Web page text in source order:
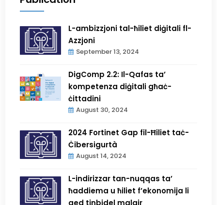
L-ambizzjoni tal-ħiliet diġitali fl-
Azzjoni
September 13, 2024
DigComp 2.2: Il-Qafas ta’
kompetenza diġitali għaċ-
ċittadini
August 30, 2024
2024 Fortinet Gap fil-Ħiliet taċ-
Ċibersigurtà
August 14, 2024
L-indirizzar tan-nuqqas ta’
ħaddiema u ħiliet f’ekonomija li
qed tinbidel malajr